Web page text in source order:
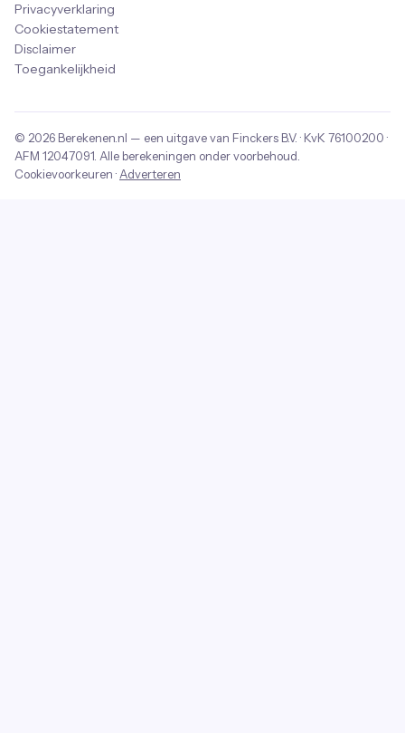
Privacyverklaring
Cookiestatement
Disclaimer
Toegankelijkheid
© 2026 Berekenen.nl — een uitgave van Finckers B.V. · KvK 76100200 ·
AFM 12047091 . Alle berekeningen onder voorbehoud.
Cookievoorkeuren · Adverteren